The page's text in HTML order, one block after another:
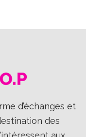
d’échanges et
des